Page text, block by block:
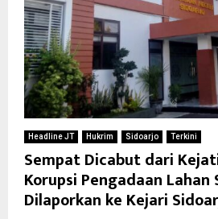
Headline JT Hukrim Sidoarjo Terkini
Sempat Dicabut dari
Korupsi Pengadaan Lahan
Dilaporkan ke Kejari